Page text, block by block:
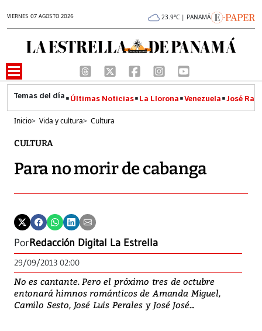
VIERNES 07 AGOSTO 2026 23.9°C | PANAMÁ
Últimas Noticias La Llorona Venezuela José
Inicio> Vida y cultura> Cultura
CULTURA
Para no morir de cabanga
PorRedacción Digital La Estrella
29/09/2013 02:00
No es cantante. Pero el próximo tres de octubre
entonará himnos románticos de Amanda Miguel,
Camilo Sesto, José Luis Perales y José José...